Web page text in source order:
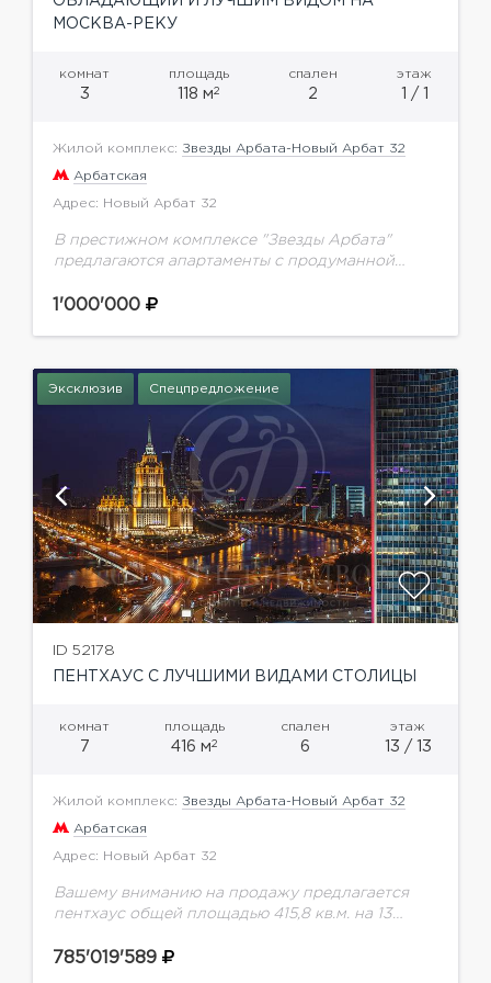
МОСКВА-РЕКУ
комнат
3
площадь
118 м2
спален
2
этаж
1 / 1
Жилой комплекс: Звезды Арбата-Новый Арбат 32
Арбатская
Адрес: Новый Арбат 32
В престижном комплексе "Звезды Арбата"
предлагаются апартаменты с продуманной
Украина и Москва- Сити. Планировка: кухня-
1'000'000
Эксклюзив Спецпредложение
ID 52178
ПЕНТХАУС С ЛУЧШИМИ ВИДАМИ СТОЛИЦЫ
комнат
7
площадь
416 м2
спален
6
этаж
13 / 13
Жилой комплекс: Звезды Арбата-Новый Арбат 32
Арбатская
Адрес: Новый Арбат 32
Вашему вниманию на продажу предлагается
пентхаус общей площадью 415,8 кв.м. на 13
многофункциональный комплекс в центре
785'019'589